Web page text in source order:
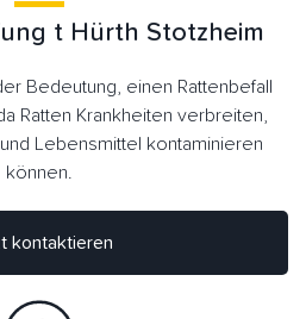
t Hürth Stotzheim
Bedeutung, einen Rattenbefall
Ratten Krankheiten verbreiten,
Lebensmittel kontaminieren
können.
Jetzt kontaktieren